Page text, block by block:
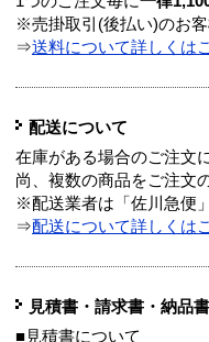
※売掛取引(後払い)のお客
⇒送料について詳しくは
配送について
在庫がある場合のご注文
尚、複数の商品をご注文
※配送業者は「佐川急便
⇒配送について詳しくは
見積書・請求書・納品
■見積書について